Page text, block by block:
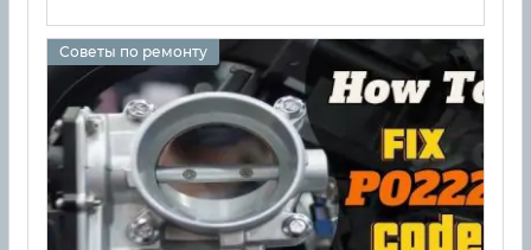
Советы по ремонту